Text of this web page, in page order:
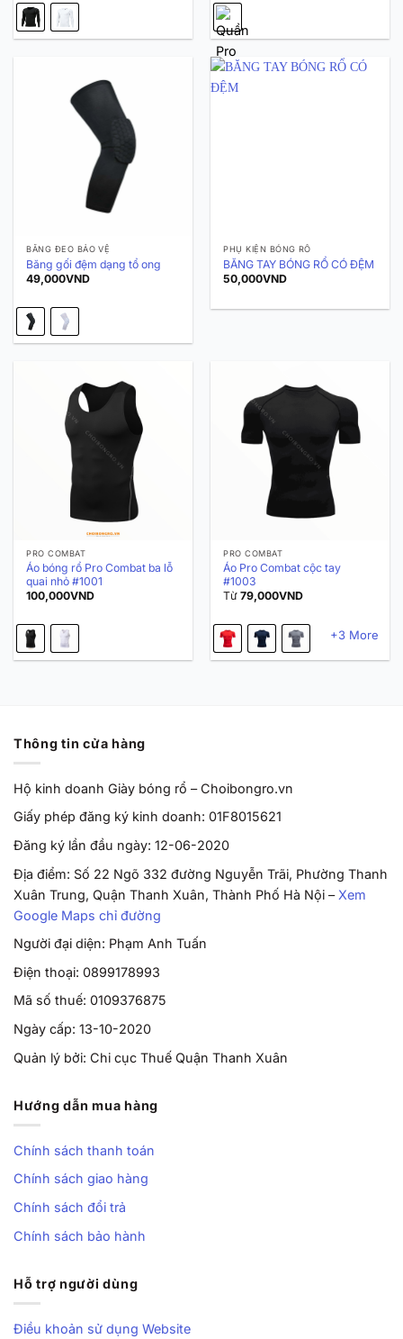
BĂNG ĐEO BẢO VỆ
Băng gối đệm dạng tổ ong
49,000VND
PHỤ KIỆN BÓNG RỔ
BĂNG TAY BÓNG RỔ CÓ ĐỆM
50,000VND
PRO COMBAT
Áo bóng rổ Pro Combat ba lỗ
quai nhỏ #1001
100,000VND
PRO COMBAT
Áo Pro Combat cộc tay
#1003
Từ79,000VND
+3 More
Thông tin cửa hàng
Hộ kinh doanh Giày bóng rổ – Choibongro.vn
Giấy phép đăng ký kinh doanh: 01F8015621
Đăng ký lần đầu ngày: 12-06-2020
Địa điểm: Số 22 Ngõ 332 đường Nguyễn Trãi, Phường Thanh
Xuân Trung, Quận Thanh Xuân, Thành Phố Hà Nội – Xem
Google Maps chỉ đường
Người đại diện: Phạm Anh Tuấn
Điện thoại: 0899178993
Mã số thuế: 0109376875
Ngày cấp: 13-10-2020
Quản lý bởi: Chi cục Thuế Quận Thanh Xuân
Hướng dẫn mua hàng
Chính sách thanh toán
Chính sách giao hàng
Chính sách đổi trả
Chính sách bảo hành
Hỗ trợ người dùng
Điều khoản sử dụng Website